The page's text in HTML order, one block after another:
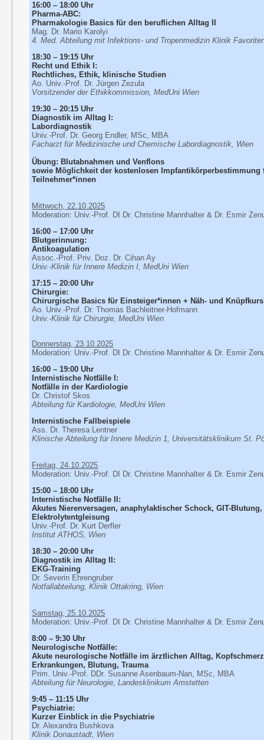
16:00 – 18:00 Uhr
Pharma-ABC:
Pharmakologie Basics für den beruflichen Alltag II
Mag. Dr. Mario Karolyi
4. Med. Abteilung mit Infektions- und Tropenmedizin Klinik
18:30 – 19:15 Uhr
Recht und Ethik I:
Rechtliches, Ethik, klinische Studien
Ao. Univ.-Prof. Dr. Jürgen Zezula
Vorsitzender der Ethikkommission, MedUni Wien
19:30 – 20:15 Uhr
Diagnostik im Alltag I:
Labordiagnostik
Univ.-Prof. Dr. Georg Endler, MSc, MBA
Facharzt für Medizinische und Chemische Labordiagnostik, Wien
Übung: Blutabnahmen und Venflons
sowie Möglichkeit der kostenlosen Impfantikörperbestimmung
Teilnehmer*innen
Mittwoch, 22.10.2025
Moderation: Univ.-Prof. DI Dr. Christine Mannhalter & Dr. Esmir
16:00 – 17:00 Uhr
Blutgerinnung:
Antikoagulation
Assoc.-Prof. Priv. Doz. Dr. Cihan Ay
Univ.-Klinik für Innere Medizin I, MedUni Wien
17:15 – 20:00 Uhr
Chirurgie:
Chirurgische Basics für Einsteiger*innen + Näh- und Knüpfkurs
Ao. Univ.-Prof. Dr. Thomas Bachleitner-Hofmann
Univ.-Klinik für Chirurgie, MedUni Wien
Donnerstag, 23.10.2025
Moderation: Univ.-Prof. DI Dr. Christine Mannhalter & Dr. Esmir
16:00 – 19:00 Uhr
Internistische Notfälle I:
Notfälle in der Kardiologie
Dr. Christof Skos
Abteilung für Kardiologie, MedUni Wien
Internistische Fallbeispiele
Ass. Dr. Theresa Lentner
Klinische Abteilung für Innere Medizin 1, Universitätsklinikum St.
Freitag, 24.10.2025
Moderation: Univ.-Prof. DI Dr. Christine Mannhalter & Dr. Esmir
15:00 – 18:00 Uhr
Internistische Notfälle II:
Akutes Nierenversagen, anaphylaktischer Schock, GIT-
Elektrolytentgleisung
Univ.-Prof. Dr. Kurt Derfler
Institut ATHOS, Wien
18:30 – 20:00 Uhr
Diagnostik im Alltag II:
EKG-Training
Dr. Severin Ehrengruber
Notfallabteilung, Klinik Ottakring, Wien
Samstag, 25.10.2025
Moderation: Univ.-Prof. DI Dr. Christine Mannhalter & Dr. Esmir
8:00 – 9:30 Uhr
Neurologische Notfälle:
Akute neurologische Notfälle im ärztlichen Alltag,
Erkrankungen, Blutung, Trauma
Prim. Univ.-Prof. DDr. Susanne Asenbaum-Nan, MSc, MBA
Abteilung für Neurologie, Landesklinikum Amstetten
9:45 – 11:15 Uhr
Psychiatrie:
Kurzer Einblick in die Psychiatrie
Dr. Alexandra Bushkova
Klinik Donaustadt, Wien